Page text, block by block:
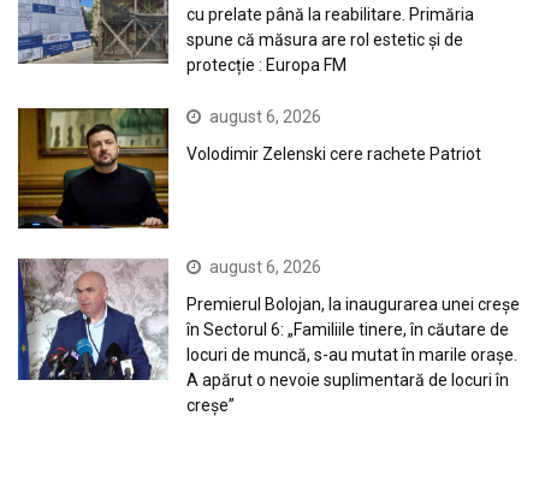
cu prelate până la reabilitare. Primăria
spune că măsura are rol estetic și de
protecție : Europa FM
august 6, 2026
Volodimir Zelenski cere rachete Patriot
august 6, 2026
Premierul Bolojan, la inaugurarea unei creșe
în Sectorul 6: „Familiile tinere, în căutare de
locuri de muncă, s-au mutat în marile orașe.
A apărut o nevoie suplimentară de locuri în
creșe”